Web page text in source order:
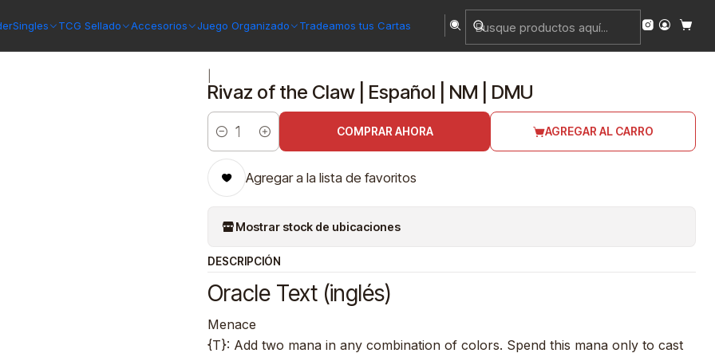
Singles TCG Sellado Accesorios Juego Organizado Tradeamos tus Cartas
Rivaz of the Claw | Español | NM | DMU
Rivaz of the Claw | Español | NM | DMU
Cantidad
AGREGAR AL CARRO
COMPRAR AHORA
Agregar a la lista de favoritos
Mostrar stock de ubicaciones
DESCRIPCIÓN
Oracle Text (inglés)
Menace
{T}: Add two mana in any combination of colors. Spend this mana only to cast